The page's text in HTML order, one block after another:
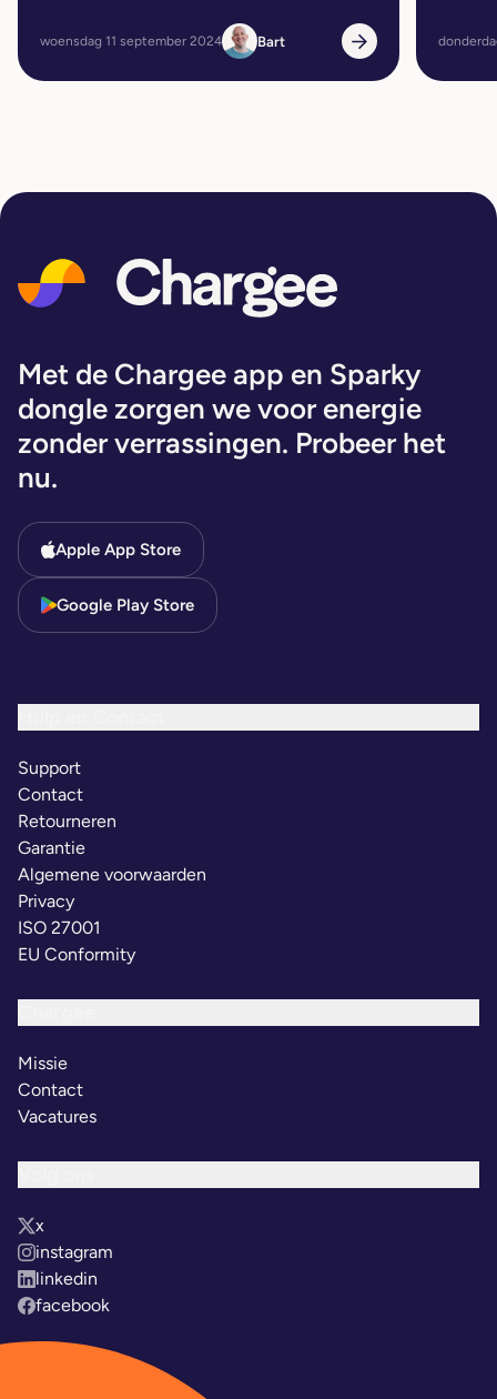
woensdag 11 september 2024 Bart
Met de Chargee app en Sparky
dongle zorgen we voor energie
zonder verrassingen. Probeer het
nu.
Apple App Store
Google Play Store
Support
Contact
Retourneren
Garantie
Algemene voorwaarden
Privacy
ISO 27001
EU Conformity
Missie
Contact
Vacatures
x
instagram
linkedin
facebook